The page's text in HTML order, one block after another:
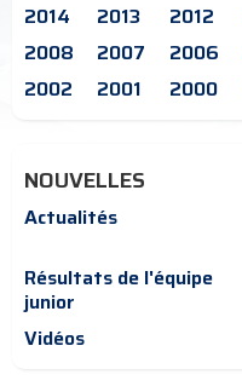
2014
2013 2012
2008
2007 2006
2002
2001 2000
NOUVELLES
Actualités
Résultats de l'équipe
junior
Vidéos